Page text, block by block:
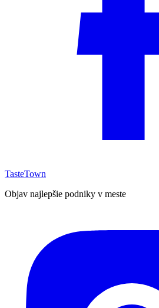
TasteTown
Objav najlepšie podniky v meste